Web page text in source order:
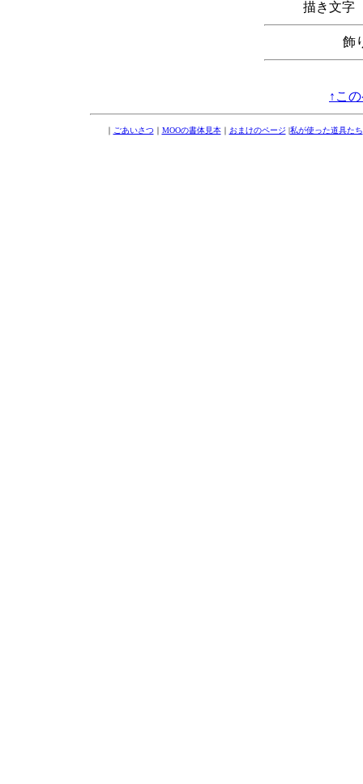
描き文
↑こ
｜ ごあいさつ｜ MOOの書体見本｜ おまけのページ |私が使った道具たち